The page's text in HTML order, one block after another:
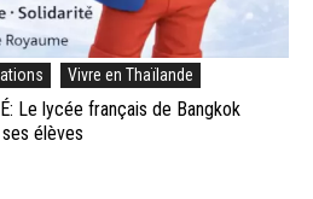
Vivre en Thaïlande
Le lycée français de Bangkok
élèves